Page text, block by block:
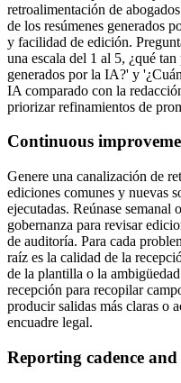
retroalimentación de
de los resúmenes generados
y facilidad de edición.
una escala del 1 al 5, ¿qué
generados por la IA?' y
IA comparado con la
priorizar refinamientos de
Continuous
Genere una canalización de
ediciones comunes y nuevas
ejecutadas. Reúnase semanal
gobernanza para revisar
de auditoría. Para cada
raíz es la calidad de la
de la plantilla o la
recepción para recopilar
producir salidas más claras o
encuadre legal.
Reporting cadence